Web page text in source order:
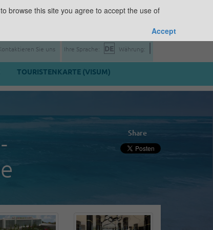
Sie uns Ihre Sprache: Währung:
TOURISTENKARTE (VISUM)
Share
browse this site you agree to accept the use of
Accept